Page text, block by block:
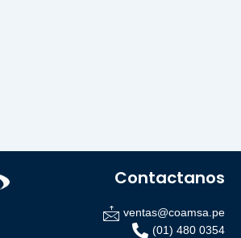
Contactanos
ventas@coamsa.pe
(01) 480 0354